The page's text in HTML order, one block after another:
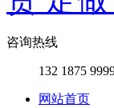
咨询热线
132 1875
网站首页